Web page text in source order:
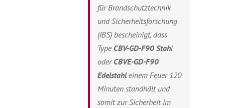
für Brandschutztechnik
und Sicherheitsforschung
(IBS) bescheinigt, dass
Type CBV-GD-F90 Stahl
oder CBVE-GD-F90
Edelstahleinem Feuer 120
Minuten standhält und
somit zur Sicherheit im